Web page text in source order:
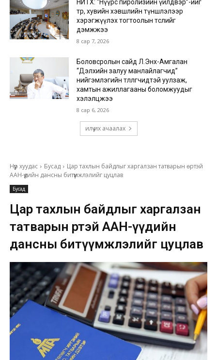
НИТХ: “Нүүрс пиролизийн үйлдвэр”-ийг
төр, хувийн хэвшлийн түншлэлээр
хэрэгжүүлэх тогтоолын төслийг
дэмжжээ
8 сар 7, 2026
Боловсролын сайд Л.Энх-Амгалан
“Дэлхийн залуу манлайлагчид”
нийгэмлэгийн төлөөлөгчидтэй уулзаж,
хамтын ажиллагааны боломжуудыг
хэлэлцжээ
8 сар 6, 2026
илүү их ачаалах